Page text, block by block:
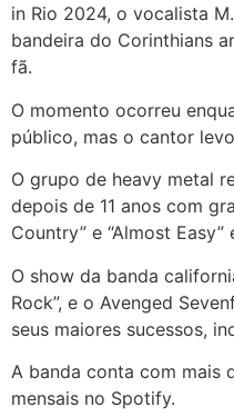
in Rio 2024, o vocalista
bandeira do Corinthians
fã.
O momento ocorreu
público, mas o cantor
O grupo de heavy metal
depois de 11 anos com
Country” e “Almost Easy”
O show da banda
Rock”, e o Avenged
seus maiores sucessos,
A banda conta com mais
mensais no Spotify.